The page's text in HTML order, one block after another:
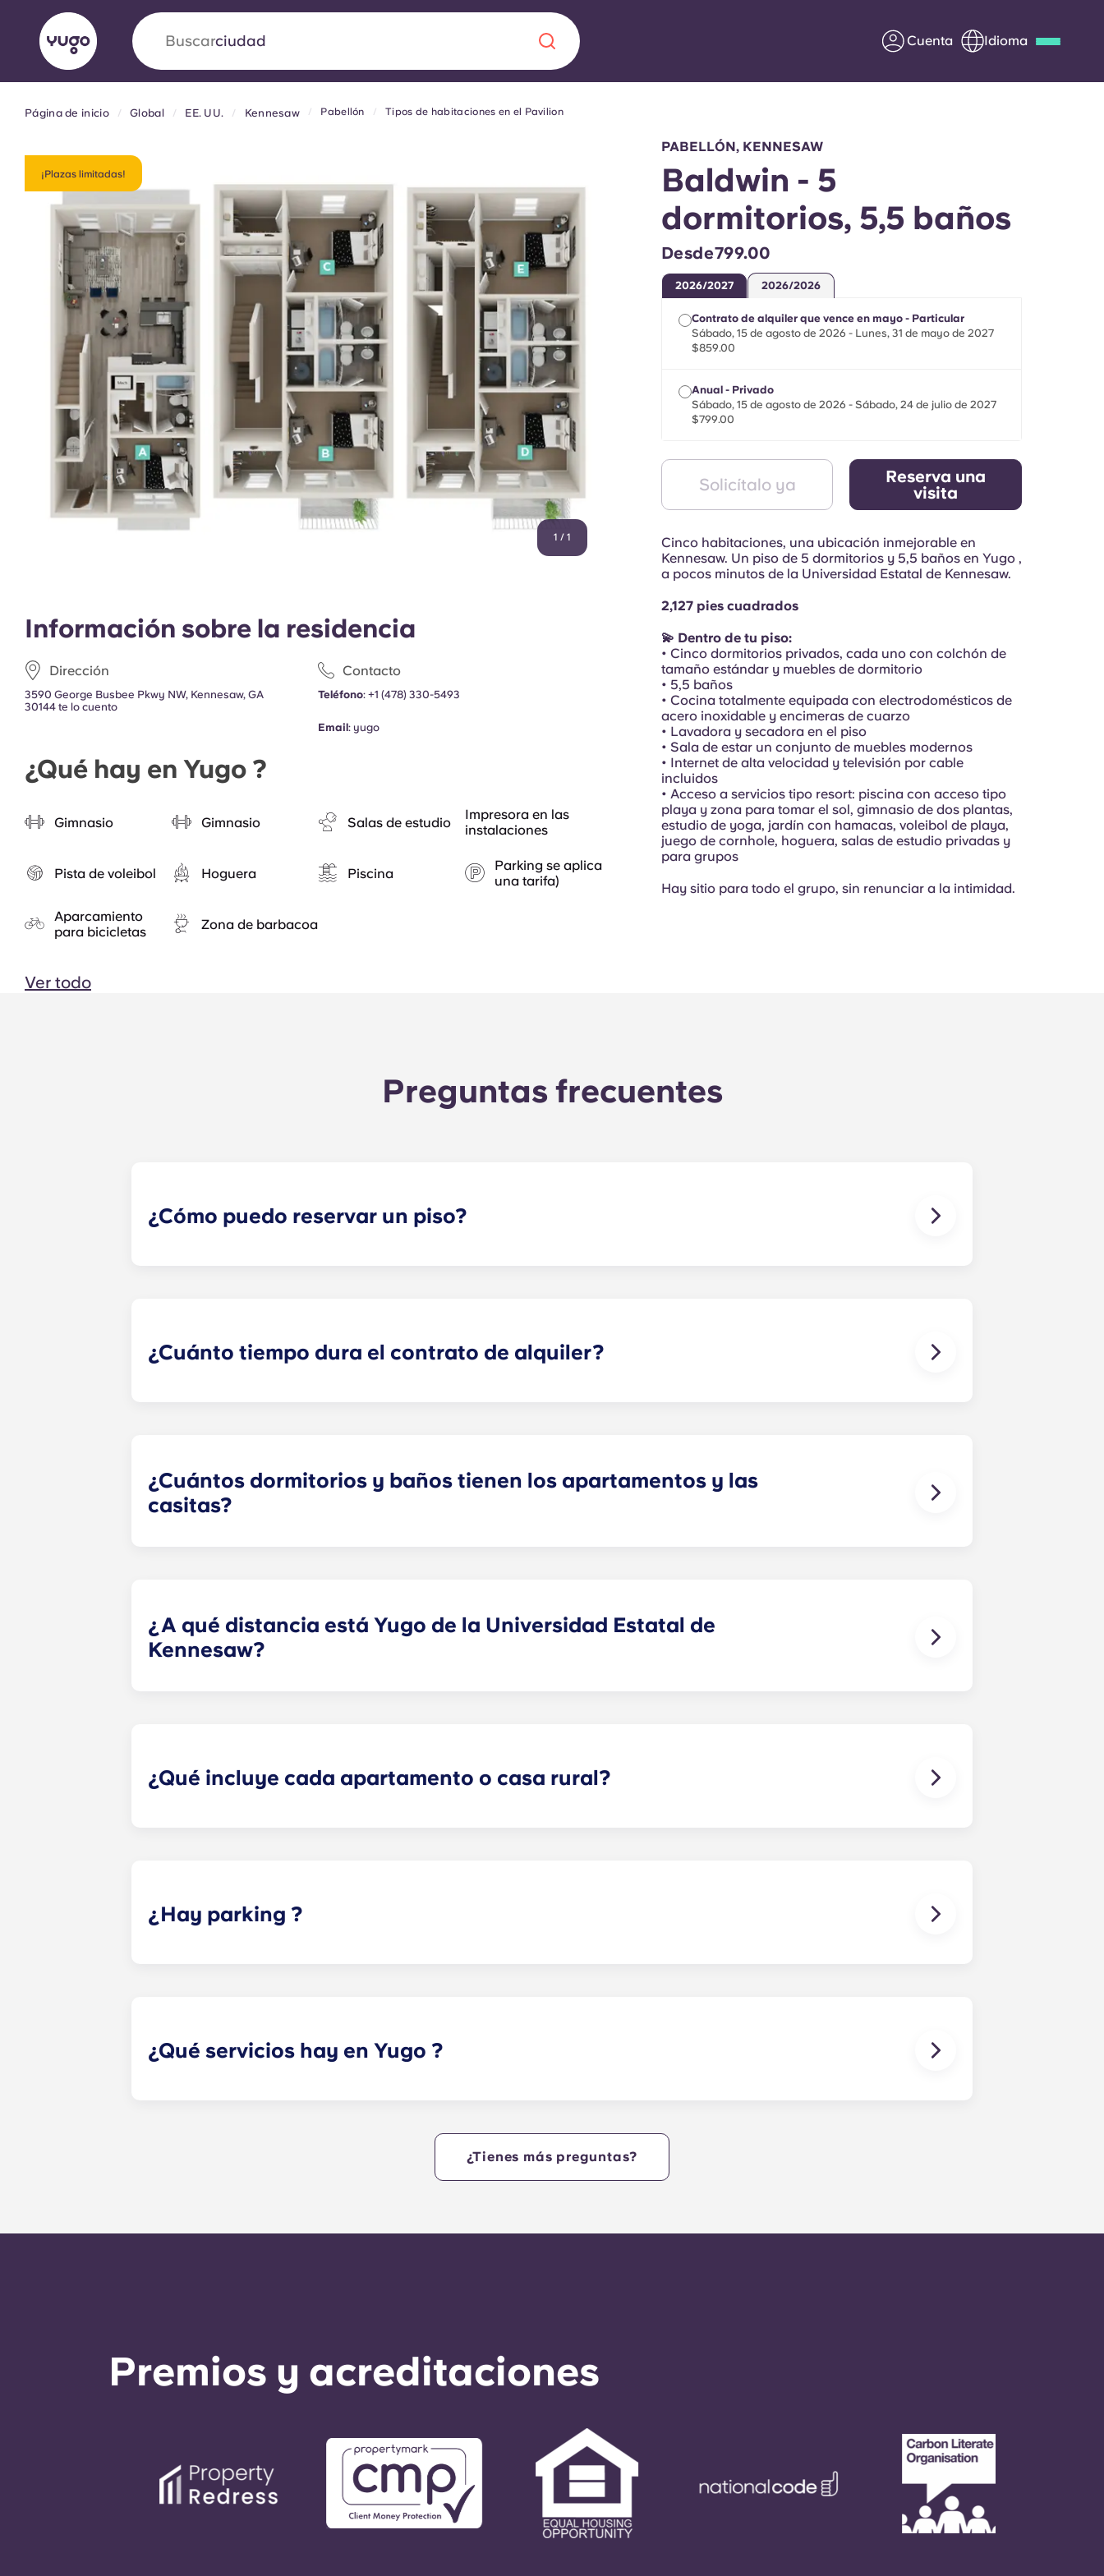
Buscarpaís Cuenta Idioma
Yugo VCARB: Impulsando una nueva era
en el alojamiento para estudiantes
La colaboración pionera Yugocon VCARB impulsa la innovación,
la ambición y momentos inolvidables para los estudiantes.
Quiénes somos
Preguntas frecuentes
Información para los
padres
Ponte en contacto con
English (GB) English (US) Chinese
Portuguese
Página de inicio Global EE. UU. Kennesaw Pabellón Tipos de habitaciones en el Pavilion
¡Plazas limitadas!
1 / 1
Información sobre la residencia
Dirección
3590 George Busbee Pkwy NW, Kennesaw, GA
30144 te lo cuento
Contacto
Teléfono:+1 (478) 330-5493
Email: yugo
¿Qué hay en Yugo ?
Gimnasio Gimnasio Salas de estudio
Impresora en las
instalaciones
Pista de voleibol Hoguera Piscina
Parking se aplica
una tarifa)
Aparcamiento
para bicicletas
Zona de barbacoa
Ver todo
PABELLÓN, KENNESAW
Baldwin - 5
dormitorios, 5,5 baños
Desde799.00
2026/2027 2026/2026
Contrato de alquiler que vence en mayo - Particular
Sábado, 15 de agosto de 2026 - Lunes, 31 de mayo de 2027
$859.00
Anual - Privado
Sábado, 15 de agosto de 2026 - Sábado, 24 de julio de 2027
$799.00
Solicítalo ya
Reserva una
visita
Cinco habitaciones, una ubicación inmejorable en
Kennesaw. Un piso de 5 dormitorios y 5,5 baños en Yugo ,
a pocos minutos de la Universidad Estatal de Kennesaw.
2,127 pies cuadrados
💫 Dentro de tu piso:
• Cinco dormitorios privados, cada uno con colchón de
tamaño estándar y muebles de dormitorio
• 5,5 baños
• Cocina totalmente equipada con electrodomésticos de
acero inoxidable y encimeras de cuarzo
• Lavadora y secadora en el piso
• Sala de estar un conjunto de muebles modernos
• Internet de alta velocidad y televisión por cable
incluidos
• Acceso a servicios tipo resort: piscina con acceso tipo
playa y zona para tomar el sol, gimnasio de dos plantas,
estudio de yoga, jardín con hamacas, voleibol de playa,
juego de cornhole, hoguera, salas de estudio privadas y
para grupos
Hay sitio para todo el grupo, sin renunciar a la intimidad.
Preguntas frecuentes
¿Cómo puedo reservar un piso?
¿Cuánto tiempo dura el contrato de alquiler?
¿Cuántos dormitorios y baños tienen los apartamentos y las
casitas?
¿A qué distancia está Yugo de la Universidad Estatal de
Kennesaw?
¿Qué incluye cada apartamento o casa rural?
¿Hay parking ?
¿Qué servicios hay en Yugo ?
mercado de Kennesaw, un gimnasio de última generación, salas de estudio privadas y para grupos, una zona comunitaria con
hoguera y barbacoa, una casa club y una sala de juegos, entre otras instalaciones de primera categoría.
¿Tienes más preguntas?
Premios y acreditaciones